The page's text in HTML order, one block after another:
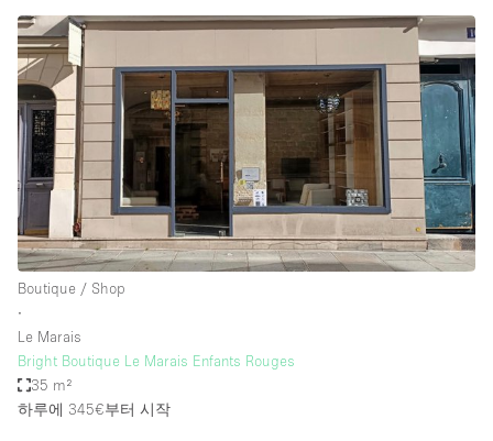
Boutique / Shop
∙
Le Marais
Bright Boutique Le Marais Enfants Rouges
35 m²
하루에 345€부터 시작